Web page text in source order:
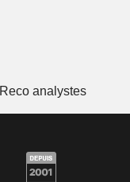
Reco analystes